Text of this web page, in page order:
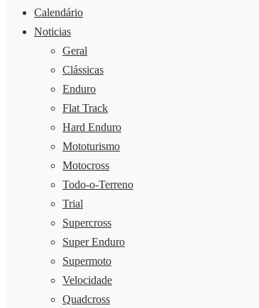
Calendário
Noticias
Geral
Clássicas
Enduro
Flat Track
Hard Enduro
Mototurismo
Motocross
Todo-o-Terreno
Trial
Supercross
Super Enduro
Supermoto
Velocidade
Quadcross